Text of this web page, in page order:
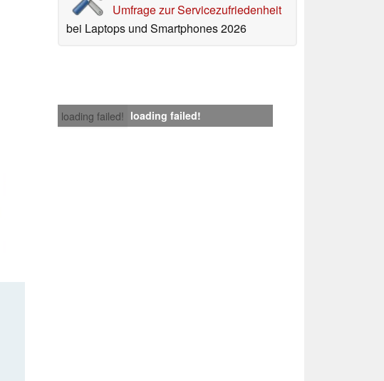
Umfrage zur Servicezufriedenheit
bei Laptops und Smartphones 2026
loading failed! loading failed!